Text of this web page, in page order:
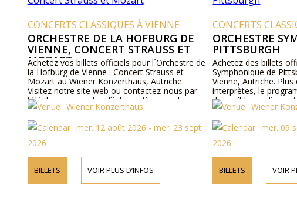
CONCERTS CLASSIQUES À VIENNE
ORCHESTRE DE LA HOFBURG DE
VIENNE, CONCERT STRAUSS ET
MOZART
Achetez vos billets officiels pour l´Orchestre de
la Hofburg de Vienne : Concert Strauss et
Mozart au Wiener Konzerthaus, Autriche.
Visitez notre site web ou contactez-nous par
téléphone pour plus d´informations sur les
artistes, les détails du programme et les prix
des billets.
Wiener Konzerthaus
mer. 12 août 2026 - mer. 23 sept.
2026
BILLETS VOIR PLUS D’INFOS
CONCERTS
ORCHESTRE
PITTSBURGH
Achetez des billets
Symphonique de
Vienne, Autriche.
interprètes, le
disponibles en ligne
Wiener
mer. 09
2026
BILLETS VOIR